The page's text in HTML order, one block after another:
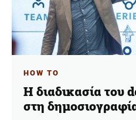
HOW TO
Η διαδικασία
στη